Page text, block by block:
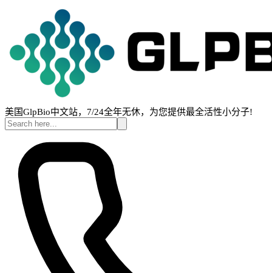
美国GlpBio中文站，7/24全年无休，为您提供最全活性小分子!